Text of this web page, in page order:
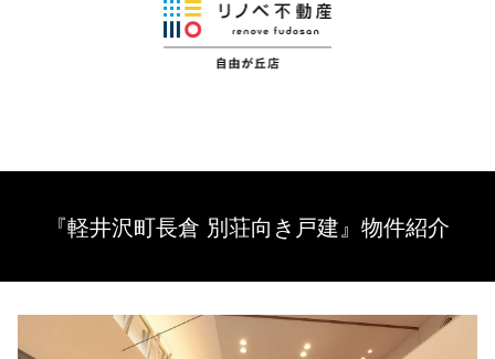
『軽井沢町長倉 別荘向き戸建』物件紹介